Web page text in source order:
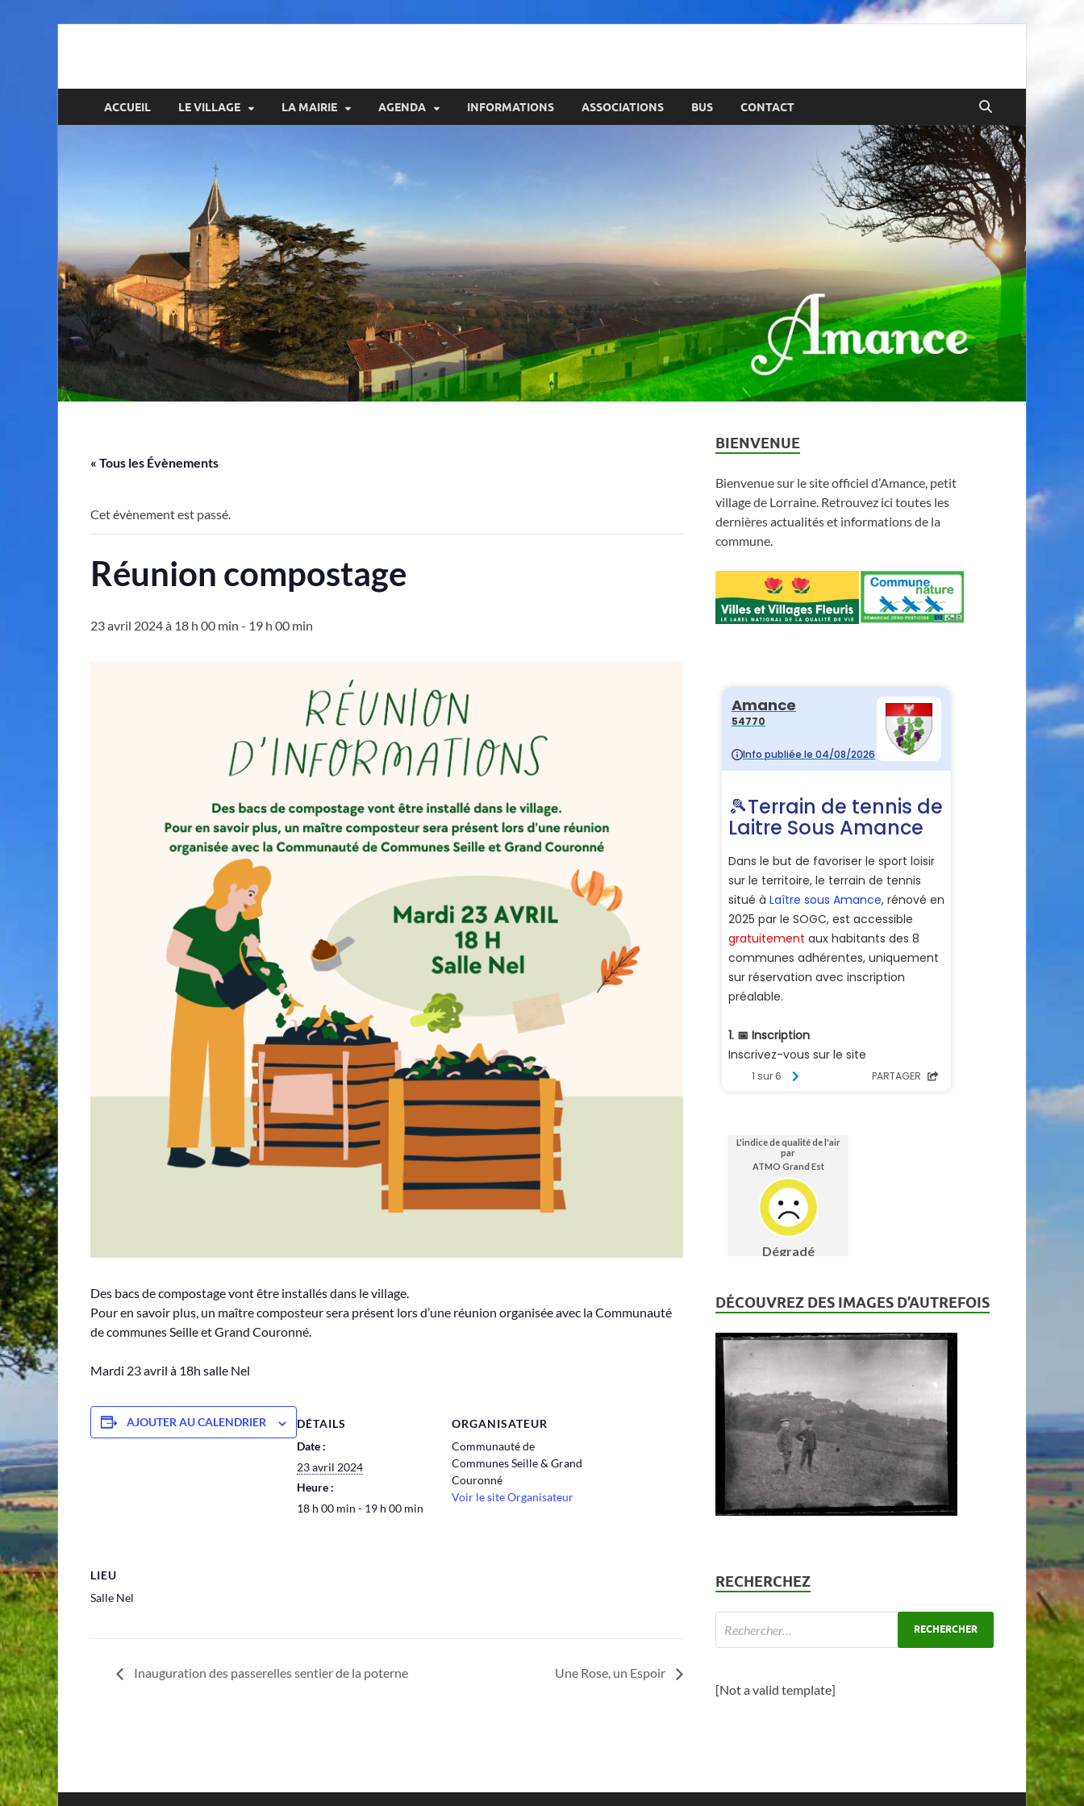
Amance
ACCUEIL LE VILLAGE LA MAIRIE AGENDA INFORMATIONS ASSOCIATIONS BUS CONTACT
« Tous les Évènements
Cet évènement est passé.
Réunion compostage
23 avril 2024 à 18 h 00 min - 19 h 00 min
Des bacs de compostage vont être installés dans le village.
Pour en savoir plus, un maître composteur sera présent lors d’une réunion organisée avec la Communauté
de communes Seille et Grand Couronné.
Mardi 23 avril à 18h salle Nel
AJOUTER AU CALENDRIER
DÉTAILS
Date :
23 avril 2024
Heure :
18 h 00 min - 19 h 00 min
ORGANISATEUR
Communauté de
Communes Seille & Grand
Couronné
Voir le site Organisateur
LIEU
Salle Nel
Inauguration des passerelles sentier de la poterne Une Rose, un Espoir
BIENVENUE
Bienvenue sur le site officiel d’Amance, petit
village de Lorraine. Retrouvez ici toutes les
dernières actualités et informations de la
commune.
DÉCOUVREZ DES IMAGES D’AUTREFOIS
RECHERCHEZ
[Not a valid template]